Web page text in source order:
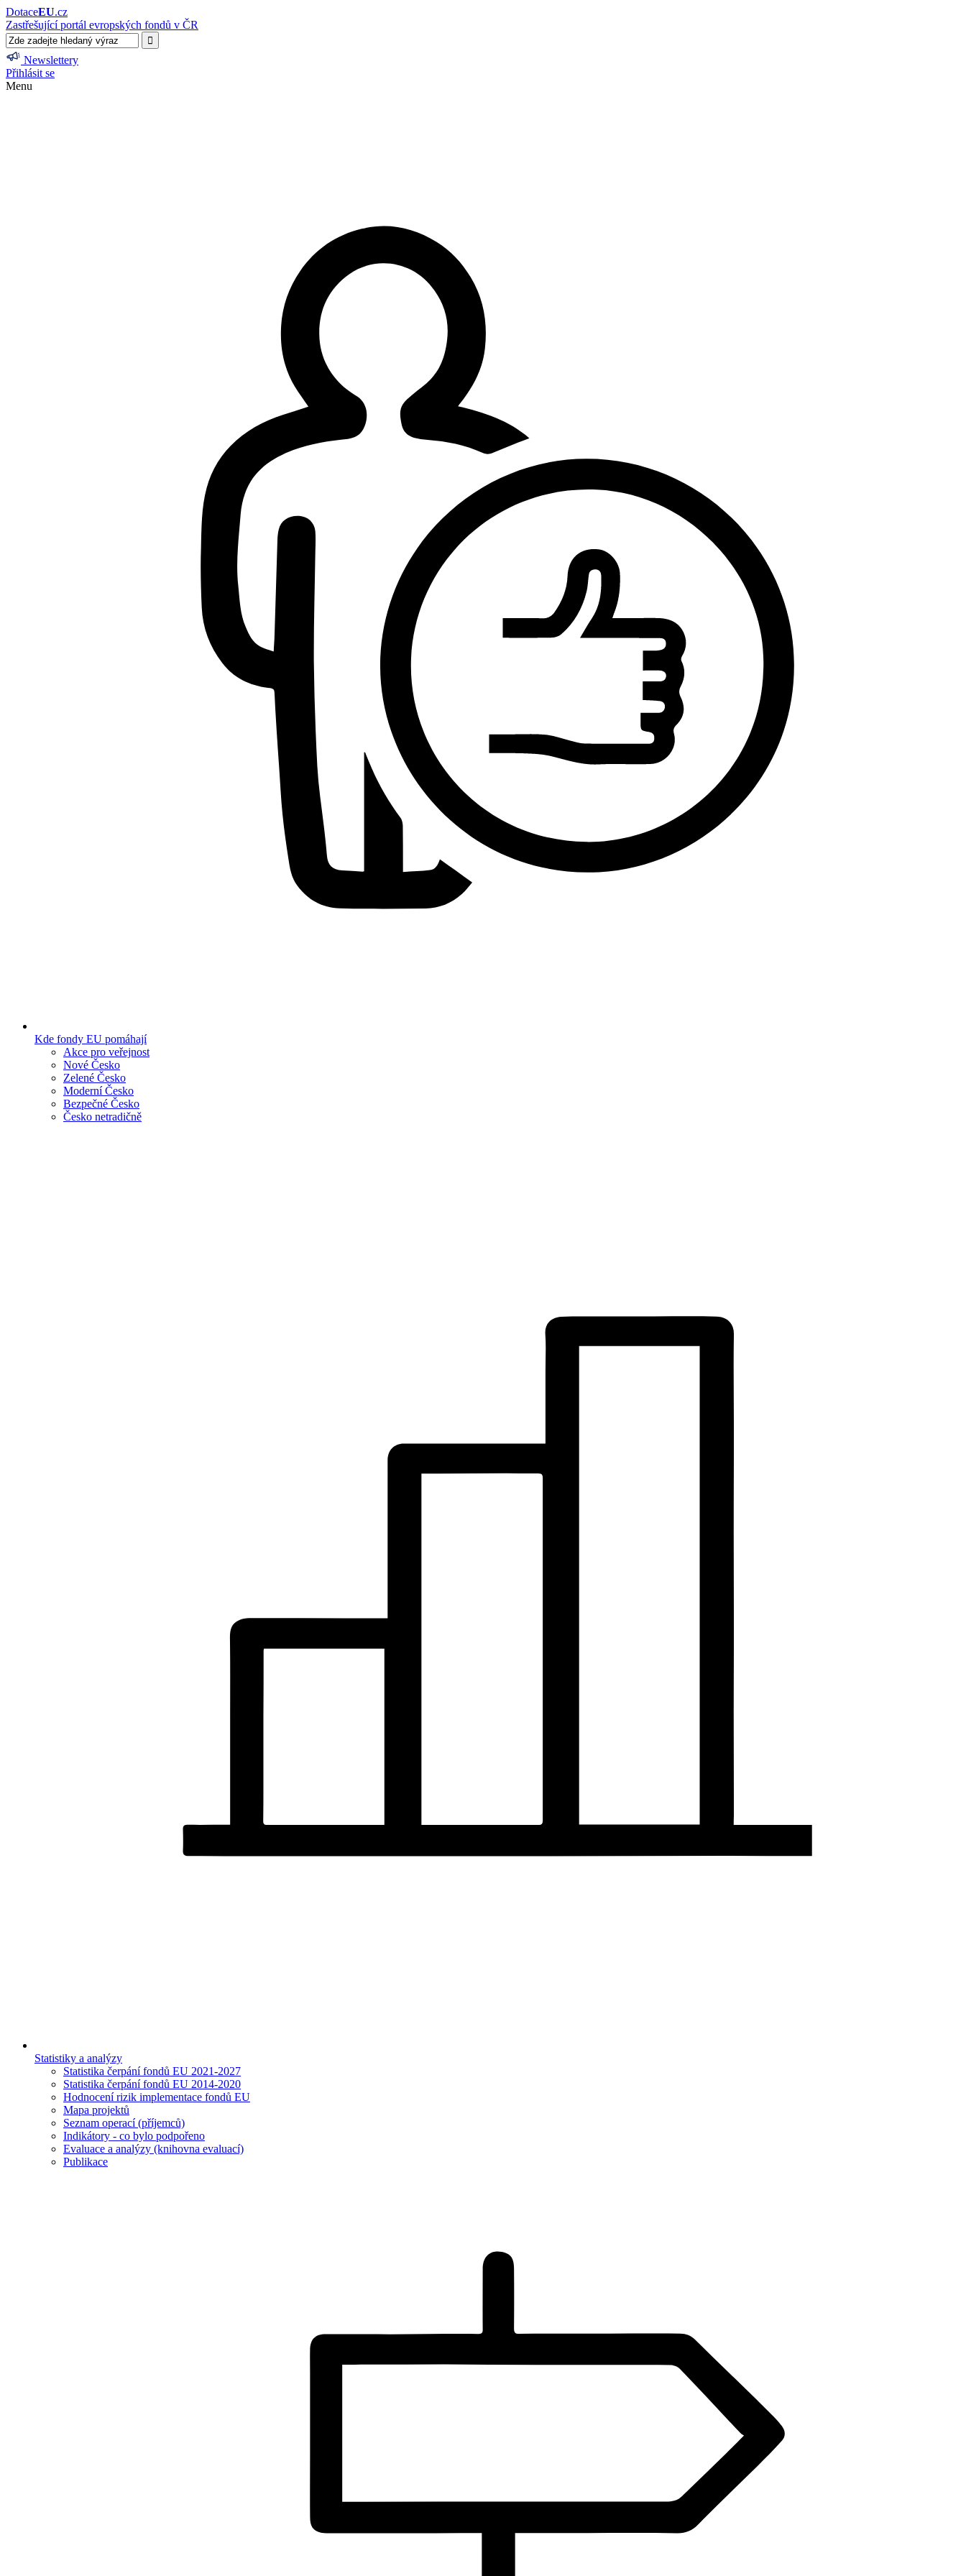
DotaceEU.cz
Zastřešující portál evropských fondů v ČR
Newslettery
Přihlásit se
Menu
Kde fondy EU pomáhají
Akce pro veřejnost
Nové Česko
Zelené Česko
Moderní Česko
Bezpečné Česko
Česko netradičně
Statistiky a analýzy
Statistika čerpání fondů EU 2021-2027
Statistika čerpání fondů EU 2014-2020
Hodnocení rizik implementace fondů EU
Mapa projektů
Seznam operací (příjemců)
Indikátory - co bylo podpořeno
Evaluace a analýzy (knihovna evaluací)
Publikace